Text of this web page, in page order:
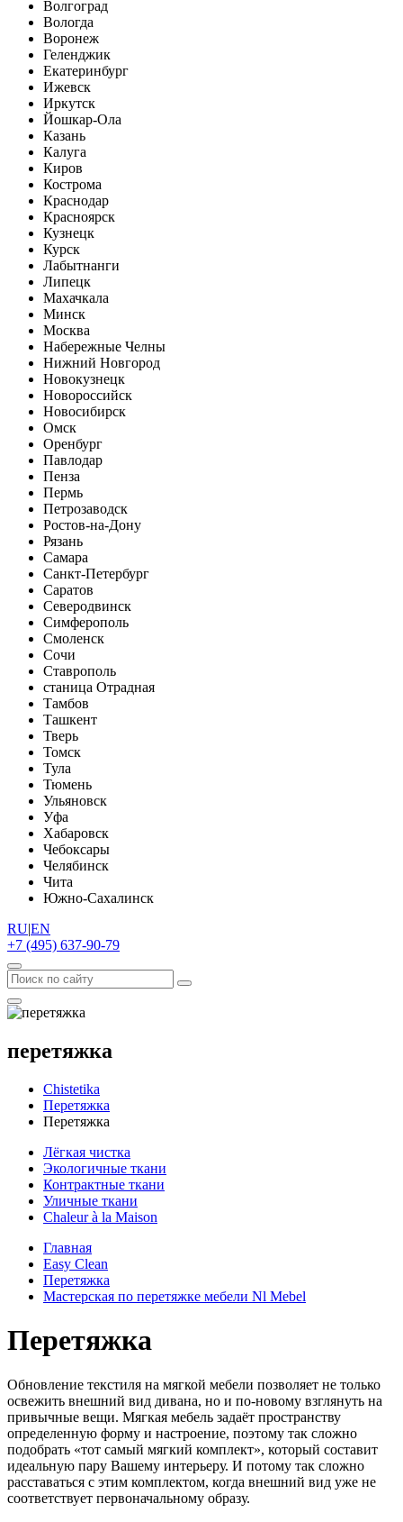
Волгоград
Вологда
Воронеж
Геленджик
Екатеринбург
Ижевск
Иркутск
Йошкар-Ола
Казань
Калуга
Киров
Кострома
Краснодар
Красноярск
Кузнецк
Курск
Лабытнанги
Липецк
Махачкала
Минск
Москва
Набережные Челны
Нижний Новгород
Новокузнецк
Новороссийск
Новосибирск
Омск
Оренбург
Павлодар
Пенза
Пермь
Петрозаводск
Ростов-на-Дону
Рязань
Самара
Санкт-Петербург
Саратов
Северодвинск
Симферополь
Смоленск
Сочи
Ставрополь
станица Отрадная
Тамбов
Ташкент
Тверь
Томск
Тула
Тюмень
Ульяновск
Уфа
Хабаровск
Чебоксары
Челябинск
Чита
Южно-Сахалинск
RU|EN
+7 (495) 637-90-79
перетяжка
Chistetika
Перетяжка
Перетяжка
Лёгкая чистка
Экологичные ткани
Контрактные ткани
Уличные ткани
Сhaleur à la Maison
Главная
Easy Clean
Перетяжка
Мастерская по перетяжке мебели Nl Mebel
Перетяжка
Обновление текстиля на мягкой мебели позволяет не только
освежить внешний вид дивана, но и по-новому взглянуть на
привычные вещи. Мягкая мебель задаёт пространству
определенную форму и настроение, поэтому так сложно
подобрать «тот самый мягкий комплект», который составит
идеальную пару Вашему интерьеру. И потому так сложно
расставаться с этим комплектом, когда внешний вид уже не
соответствует первоначальному образу.